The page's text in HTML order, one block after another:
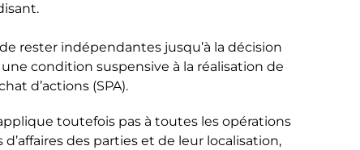
rester indépendantes jusqu’à la décision
condition suspensive à la réalisation de
d’actions (SPA).
toutefois pas à toutes les opérations
des parties et de leur localisation,